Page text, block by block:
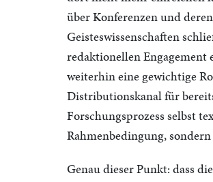
über Konferenzen und
Geisteswissenschaften
redaktionellen
weiterhin eine gewichtige
Distributionskanal für
Forschungsprozess selbst
Rahmenbedingung,
Genau dieser Punkt: dass